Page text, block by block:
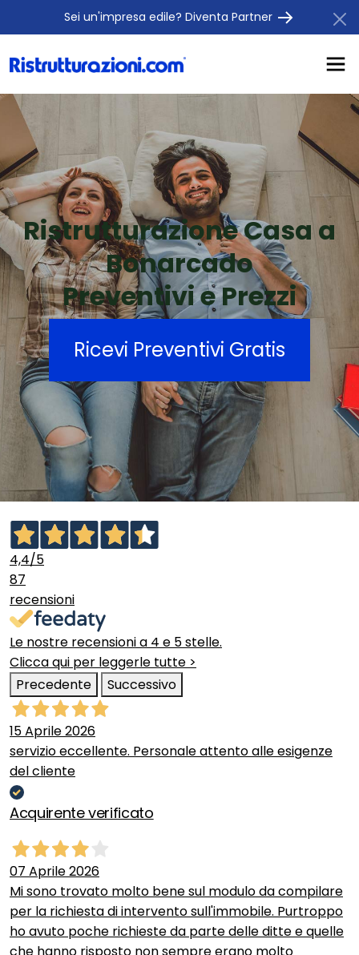
Sei un'impresa edile? Diventa Partner
Ristrutturazione Casa a
Bonarcado
Preventivi e Prezzi
Ricevi Preventivi Gratis
4,4/5
87
recensioni
Le nostre recensioni a 4 e 5 stelle.
Clicca qui per leggerle tutte >
Precedente
Successivo
15 Aprile 2026
servizio eccellente. Personale attento alle esigenze
del cliente
Acquirente verificato
07 Aprile 2026
Mi sono trovato molto bene sul modulo da compilare
per la richiesta di intervento sull'immobile. Purtroppo
ho avuto poche richieste da parte delle ditte e quelle